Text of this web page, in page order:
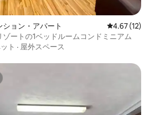
ョン・アパート レビュー12
4.67 (12)
ゾートの1ベッドルームコンドミニアム
ト · 屋外スペース